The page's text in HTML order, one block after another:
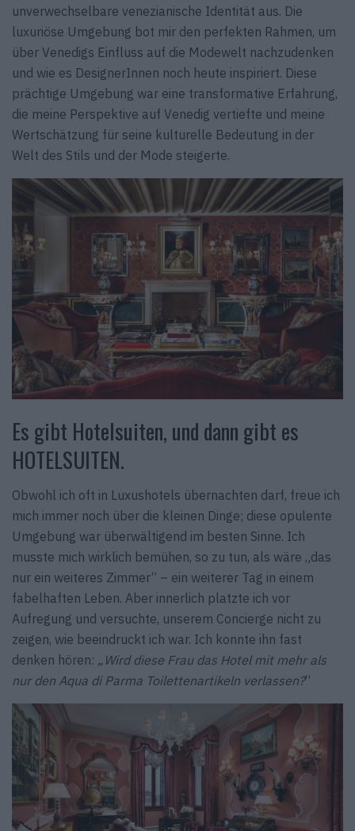
unverwechselbare venezianische Identität aus. Die
luxuriöse Umgebung bot mir den perfekten Rahmen, um
über Venedigs Einfluss auf die Modewelt nachzudenken
und wie es DesignerInnen noch heute inspiriert. Diese
prächtige Umgebung war eine transformative Erfahrung,
die meine Perspektive auf Venedig vertiefte und meine
Wertschätzung für seine kulturelle Bedeutung in der
Welt des Stils und der Mode steigerte.
Es gibt Hotelsuiten, und dann gibt es
HOTELSUITEN.
Obwohl ich oft in Luxushotels übernachten darf, freue ich
mich immer noch über die kleinen Dinge; diese opulente
Umgebung war überwältigend im besten Sinne. Ich
musste mich wirklich bemühen, so zu tun, als wäre „das
nur ein weiteres Zimmer“ – ein weiterer Tag in einem
fabelhaften Leben. Aber innerlich platzte ich vor
Aufregung und versuchte, unserem Concierge nicht zu
zeigen, wie beeindruckt ich war. Ich konnte ihn fast
denken hören: „Wird diese Frau das Hotel mit mehr als
nur den Aqua di Parma Toilettenartikeln verlassen?“